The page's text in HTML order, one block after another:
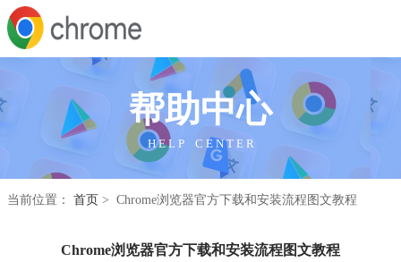
帮助中心
H E L P C E N T E R
当前位置： 首页 > Chrome浏览器官方下载和安装流程图文教程
Chrome浏览器官方下载和安装流程图文教程